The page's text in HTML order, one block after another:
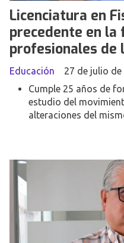
Licenciatura en
precedente en la
profesionales de
Educación
27 de julio de
Cumple 25 años de
estudio del
alteraciones del